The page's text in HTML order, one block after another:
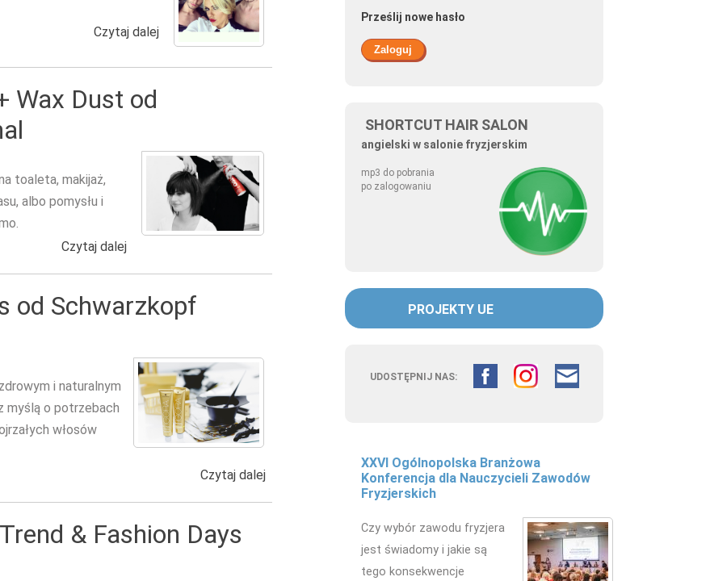
Prześlij nowe hasło
SHORTCUT HAIR SALON
angielski w salonie fryzjerskim
mp3 do pobrania
po zalogowaniu
PROJEKTY UE
UDOSTĘPNIJ NAS:
XXVI Ogólnopolska Branżowa
Konferencja dla Nauczycieli Zawodów
Fryzjerskich
Czy wybór zawodu fryzjera
jest świadomy i jakie są
tego konsekwencje
Czytaj dalej wpis DODA w teledysku RIOTKI - fryzury od Kajetana
Wax Dust od
toaleta, makijaż,
albo pomysłu i
Czytaj dalej wpis OSiS+ Volume Up i OSiS+ Wax Dust od Schwarzkopf Professional
od Schwarzkopf
i naturalnym
myślą o potrzebach
włosów
Czytaj dalej wpis IGORA ROYAL Absolutes od Schwarzkopf Professional
& Fashion Days